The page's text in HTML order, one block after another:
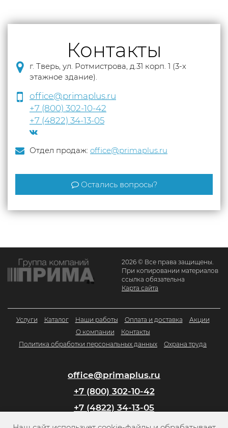
Контакты
г. Тверь, ул. Ротмистрова, д.31 корп. 1 (3-х
этажное здание).
office@primaplus.ru
+7 (800) 302-10-42
+7 (4822) 34-13-05
Отдел продаж: office@primaplus.ru
Остались вопросы?
2026 © Все права защищены.
При копировании материалов
ссылка обязательна
Карта сайта
Услуги Каталог Наши работы Оплата и доставка
Акции
О компании
Контакты
Политика обработки персональных данных
Охрана труда
office@primaplus.ru
+7 (800) 302-10-42
+7 (4822) 34-13-05